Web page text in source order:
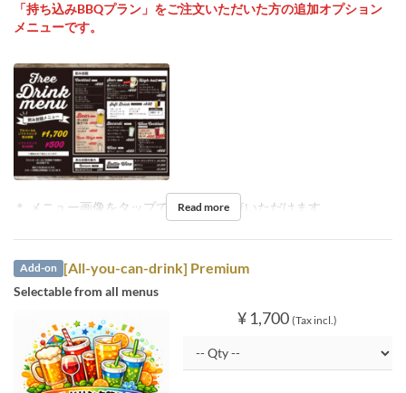
「持ち込みBBQプラン」をご注文いただいた方の追加オプション
メニューです。
＊ メニュー画像をタップで拡大してご覧いただけます。
Read more
Add-on [All-you-can-drink] Premium
Selectable from all menus
¥ 1,700 (Tax incl.)